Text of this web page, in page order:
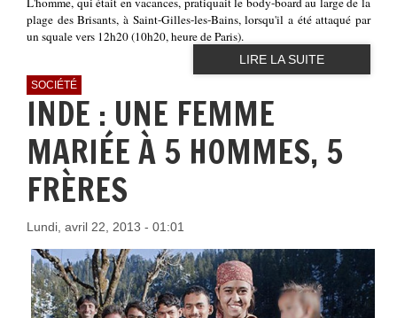
plage des Brisants, à Saint-Gilles-les-Bains, lorsqu'il a été attaqué par
un squale vers 12h20 (10h20, heure de Paris).
LIRE LA SUITE
SOCIÉTÉ
INDE : UNE FEMME
MARIÉE À 5 HOMMES, 5
FRÈRES
Lundi, avril 22, 2013 - 01:01